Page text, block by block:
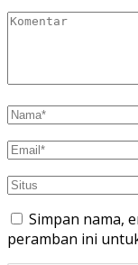
Simpan nama,
peramban ini